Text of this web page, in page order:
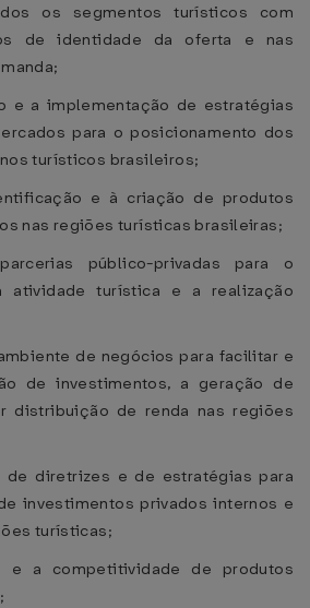
os segmentos turísticos com
de identidade da oferta e nas
e a implementação de estratégias
para o posicionamento dos
turísticos brasileiros;
e à criação de produtos
nas regiões turísticas brasileiras;
público-privadas para o
atividade turística e a realização
de negócios para facilitar e
de investimentos, a geração de
distribuição de renda nas regiões
diretrizes e de estratégias para
investimentos privados internos e
turísticas;
a competitividade de produtos